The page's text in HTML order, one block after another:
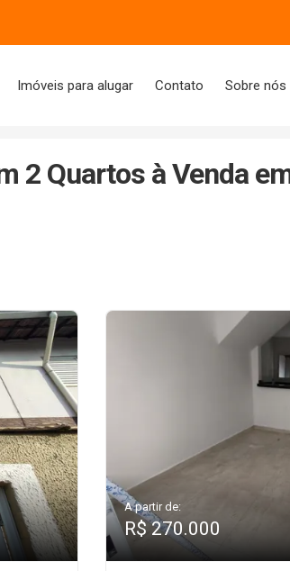
Imóveis para alugar Contato Sobre nós
2 Quartos à Venda
A partir de:
R$ 270.000